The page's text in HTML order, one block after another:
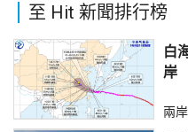
至 Hit 新聞排行榜
白
岸
兩岸